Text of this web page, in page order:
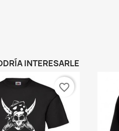
INTERESARLE
favorite_border